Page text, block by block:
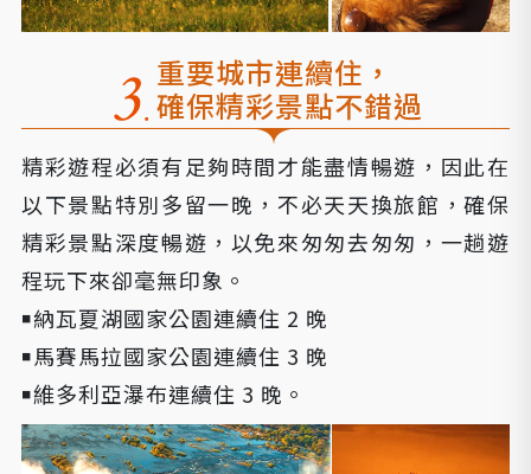
重要城市連續住，
確保精彩景點不錯過
精彩遊程必須有足夠時間才能盡情暢遊，因此在
以下景點特別多留一晚，不必天天換旅館，確保
精彩景點深度暢遊，以免來匆匆去匆匆，一趟遊
程玩下來卻毫無印象。
￭納瓦夏湖國家公園連續住 2 晚
￭馬賽馬拉國家公園連續住 3 晚
￭維多利亞瀑布連續住 3 晚。